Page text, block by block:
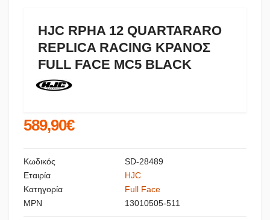
HJC RPHA 12 QUARTARARO
REPLICA RACING ΚΡΑΝΟΣ
FULL FACE MC5 BLACK
589,90€
Κωδικός
SD-28489
Εταιρία
HJC
Κατηγορία
Full Face
MPN
13010505-511